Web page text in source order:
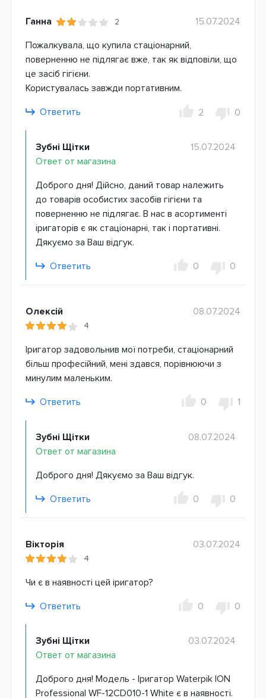
Ганна 2
15.07.2024
Пожалкувала, що купила стаціонарний,
поверненню не підлягає вже, так як відповіли, що
це засіб гігієни.
Користувалась завжди портативним.
Ответить
2 0
Зубні Щітки
Ответ от магазина
15.07.2024
Доброго дня! Дійсно, даний товар належить
до товарів особистих засобів гігієни та
поверненню не підлягає. В нас в асортименті
іригаторів є як стаціонарні, так і портативні.
Дякуємо за Ваш відгук.
Ответить
0 0
Олексій
4
08.07.2024
Іригатор задовольнив мої потреби, стаціонарний
більш професійний, мені здався, порівнюючи з
минулим маленьким.
Ответить
0 1
Зубні Щітки
Ответ от магазина
08.07.2024
Доброго дня! Дякуємо за Ваш відгук.
Ответить
0 0
Вікторія
4
03.07.2024
Чи є в наявності цей іригатор?
Ответить
0 0
Зубні Щітки
Ответ от магазина
03.07.2024
Доброго дня! Модель - Іригатор Waterpik ION
Professional WF-12CD010-1 White є в наявності.